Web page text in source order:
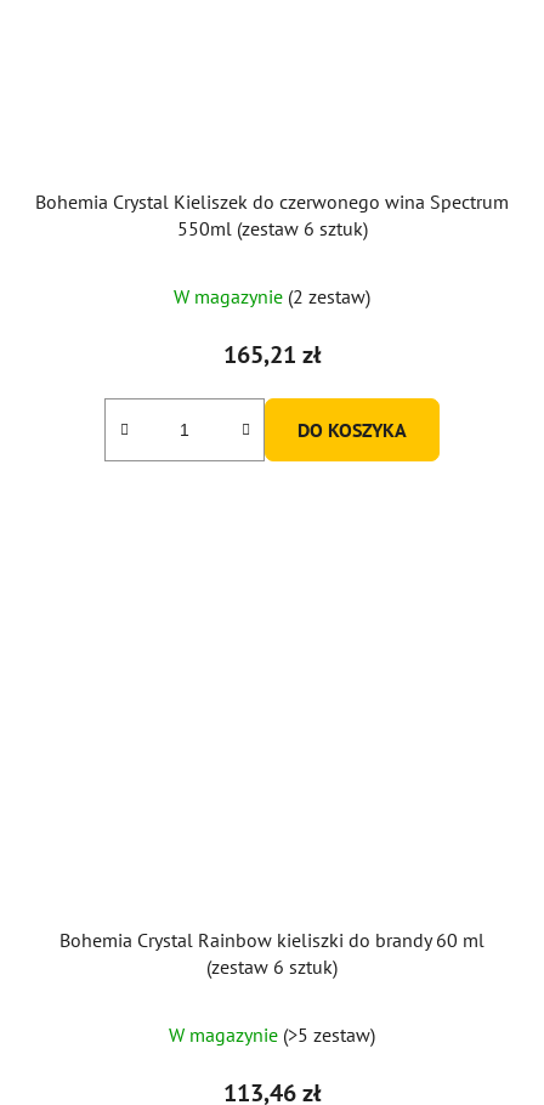
Bohemia Crystal Kieliszek do czerwonego wina Spectrum
550ml (zestaw 6 sztuk)
ocena
produktu
5,0
W magazynie (2 zestaw)
165,21 zł
DO KOSZYKA
Bohemia Crystal Rainbow kieliszki do brandy 60 ml
(zestaw 6 sztuk)
W magazynie (>5 zestaw)
113,46 zł